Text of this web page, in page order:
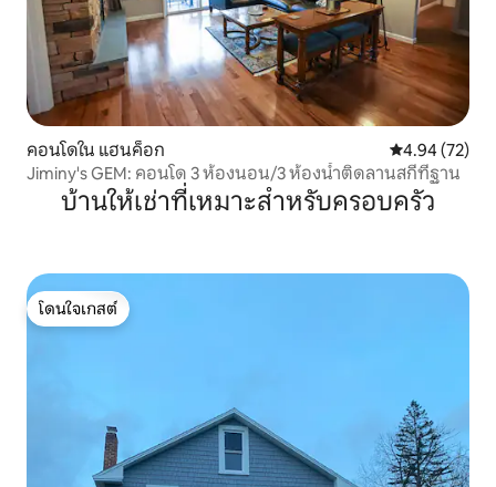
คอนโดใน แฮนค็อก คะแนนเฉลี่ย
4.94 (72)
Jiminy's GEM: คอนโด 3 ห้องนอน/3 ห้องน้ำติดลานสกีที่ฐาน
บ้านให้เช่าที่เหมาะสำหรับครอบครัว
โดนใจเกสต์
โดนใจเกสต์